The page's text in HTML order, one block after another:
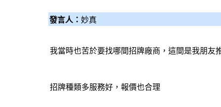
發言人： 妙真
我當時也苦於要找哪間招牌廠商，這間是我朋友
招牌種類多服務好，報價也合理